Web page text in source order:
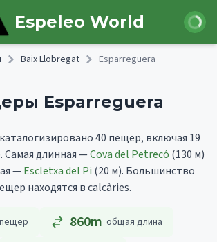
Espeleo World Войти
Baix Llobregat Esparreguera
Esparreguera
40 пещер, включая 19
Самая длинная —Cova del Petrecó (130 м)
—Escletxa del Pi (20 м). Большинство
находятся в calcàries.
пещер 860m общая длина